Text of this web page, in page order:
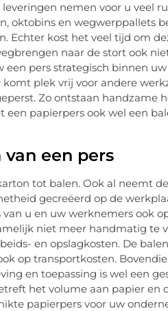
nemen voor u veel
oktobins en wegwerppallets
Echter kost het veel tijd om
naar de stort ook
een pers strategisch binnen
plek vrij voor andere
Zo ontstaan handzame
papierpers ook wel een
een pers
tot balen. Ook al neemt
gecreëerd op de
u en uw werknemers ook
niet meer handmatig te
en opslagkosten. De
op transportkosten.
en toepassing is wel een
het volume aan papier en
papierpers voor uw